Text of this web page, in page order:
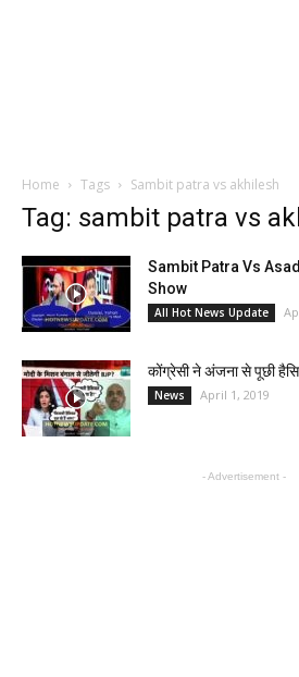
Home Tags Sambit patra vs akhilesh
Tag: sambit patra vs
Sambit Patra Vs
Show
All Hot News Update
कोंग्रेसी ने अंजना से पूछी
News April 1, 2019
- Advertisement -